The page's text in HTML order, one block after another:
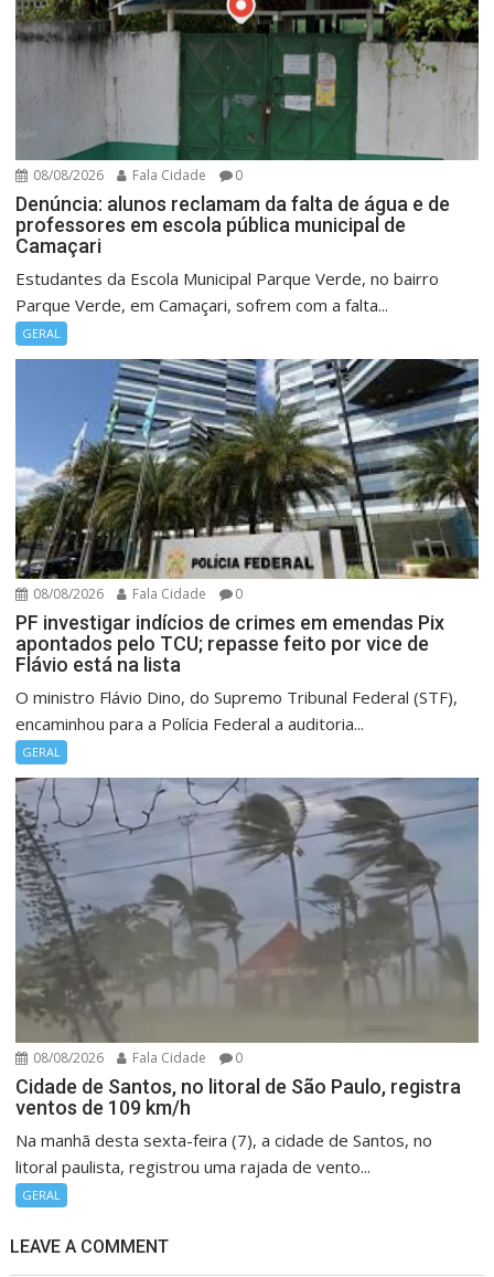
08/08/2026 Fala Cidade 0
Denúncia: alunos reclamam da falta de água e de
professores em escola pública municipal de
Camaçari
Estudantes da Escola Municipal Parque Verde, no bairro
Parque Verde, em Camaçari, sofrem com a falta...
GERAL
08/08/2026 Fala Cidade 0
PF investigar indícios de crimes em emendas Pix
apontados pelo TCU; repasse feito por vice de
Flávio está na lista
O ministro Flávio Dino, do Supremo Tribunal Federal (STF),
encaminhou para a Polícia Federal a auditoria...
GERAL
08/08/2026 Fala Cidade 0
Cidade de Santos, no litoral de São Paulo, registra
ventos de 109 km/h
Na manhã desta sexta-feira (7), a cidade de Santos, no
litoral paulista, registrou uma rajada de vento...
GERAL
LEAVE A COMMENT